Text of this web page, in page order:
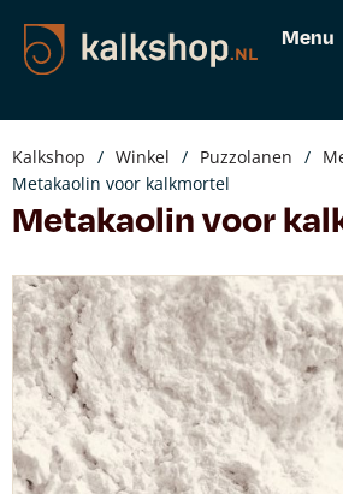
Menu
Kalkshop / Winkel / Puzzolanen /
Metakaolin voor kalkmortel
Metakaolin voor